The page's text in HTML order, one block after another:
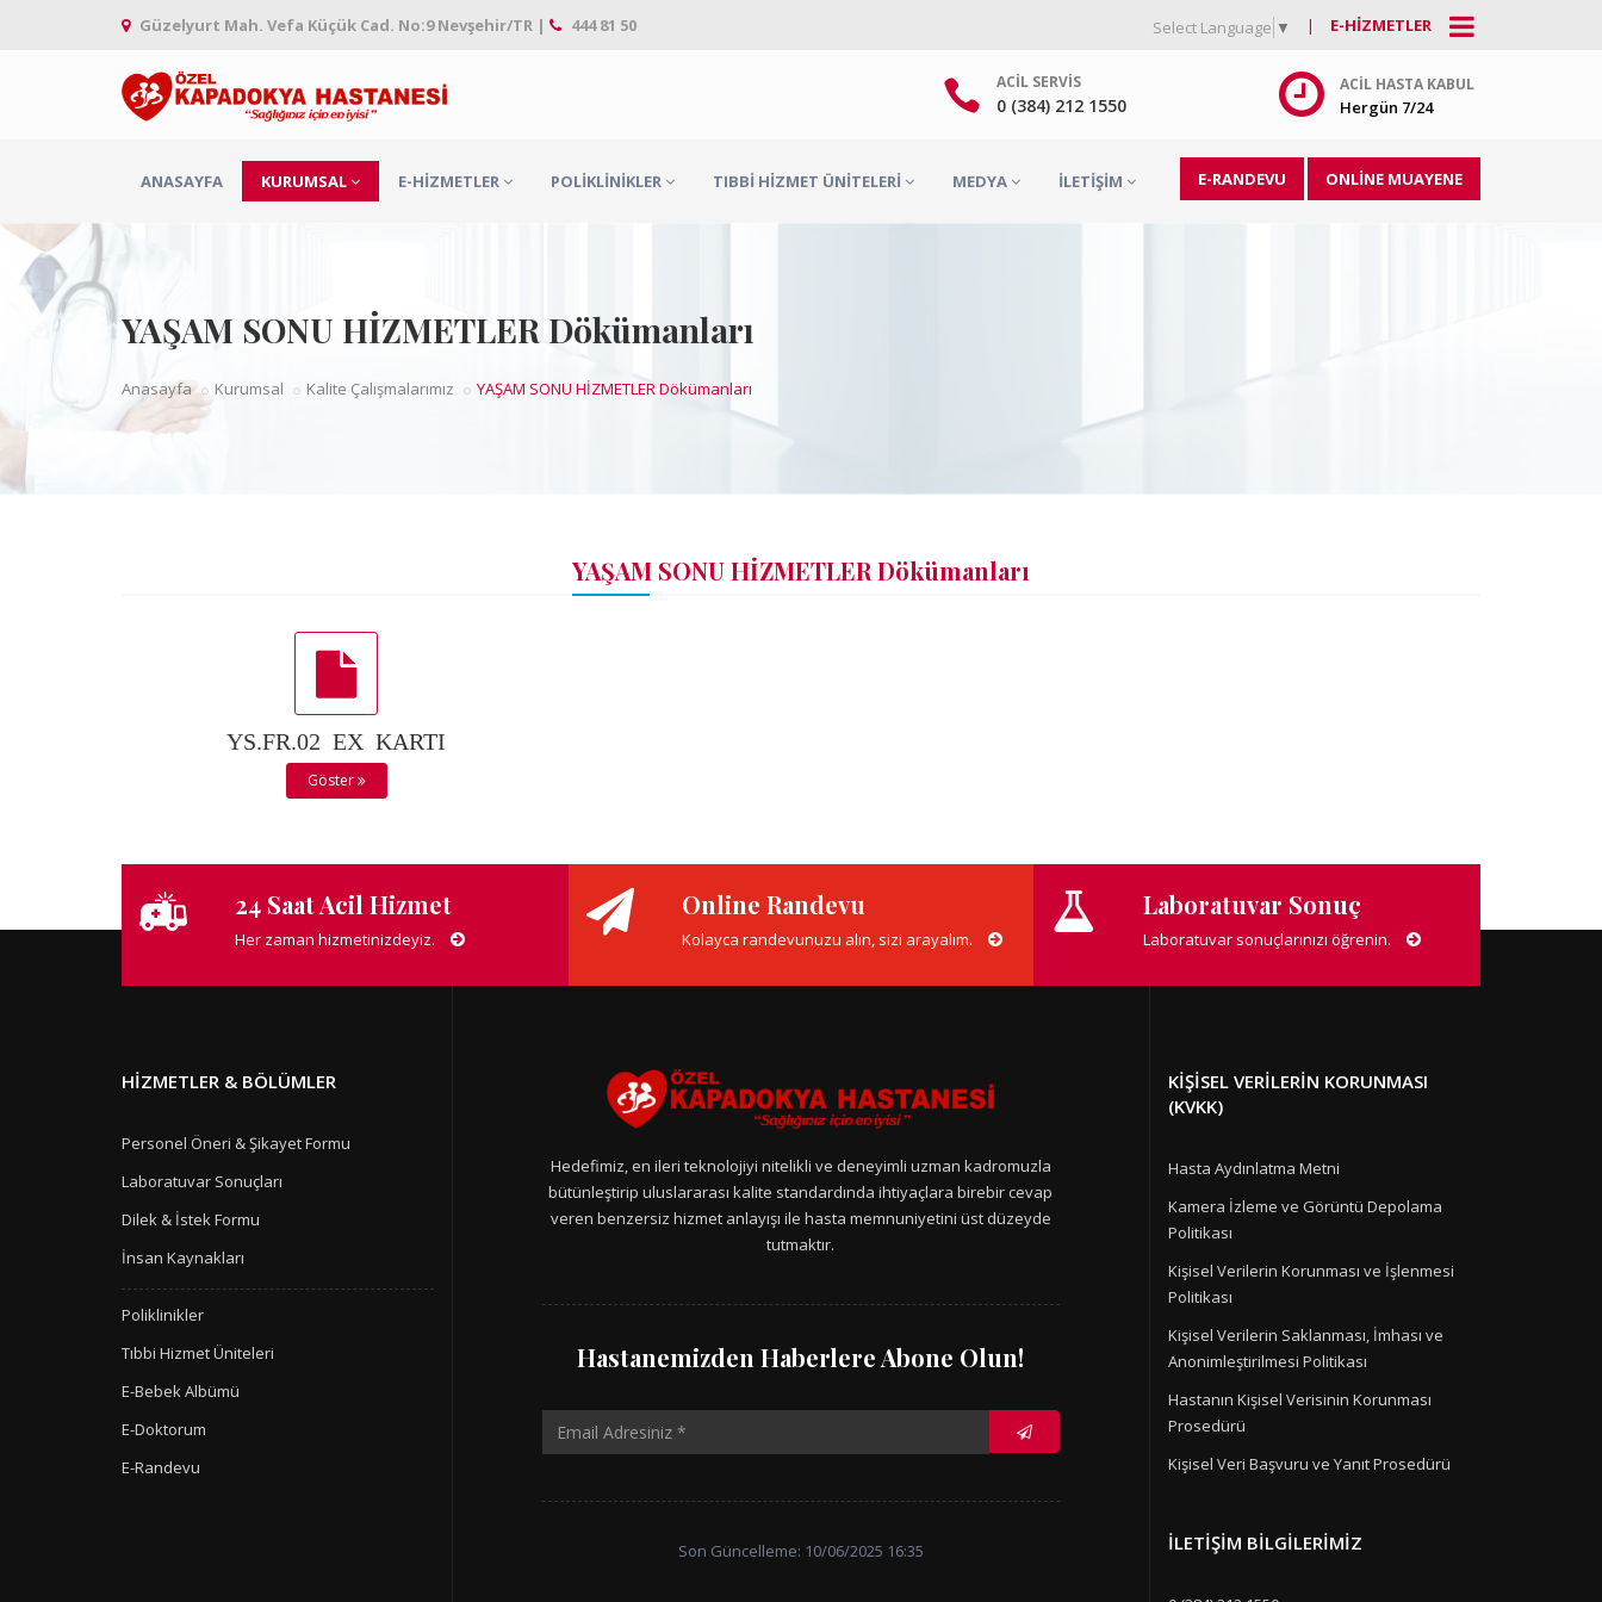
Güzelyurt Mah. Vefa Küçük Cad. No:9 Nevşehir/TR | 444 81 50 Select Language ▼ | E-HIZMETLER
ACIL SERVIS
0 (384) 212 1550
ACIL HASTA KABUL
Hergün 7/24
ANASAYFA KURUMSAL E-HIZMETLER POLIKLINIKLER TIBBI HIZMET ÜNITELERI MEDYA İLETIŞIM E-RANDEVU ONLİNE MUAYENE
YAŞAM SONU HİZMETLER Dökümanları
Anasayfa Kurumsal Kalite Çalışmalarımız YAŞAM SONU HİZMETLER Dökümanları
YAŞAM SONU HİZMETLER Dökümanları
YS.FR.02 EX KARTI
Göster
24 Saat Acil Hizmet
Her zaman hizmetinizdeyiz.
Online Randevu
Kolayca randevunuzu alın, sizi arayalım.
Laboratuvar Sonuç
Laboratuvar sonuçlarınızı öğrenin.
HIZMETLER & BÖLÜMLER
Personel Öneri & Şikayet Formu
Laboratuvar Sonuçları
Dilek & İstek Formu
İnsan Kaynakları
Poliklinikler
Tıbbi Hizmet Üniteleri
E-Bebek Albümü
E-Doktorum
E-Randevu
Hedefimiz, en ileri teknolojiyi nitelikli ve deneyimli uzman kadromuzla
bütünleştirip uluslararası kalite standardında ihtiyaçlara birebir cevap
veren benzersiz hizmet anlayışı ile hasta memnuniyetini üst düzeyde
tutmaktır.
Hastanemizden Haberlere Abone Olun!
Son Güncelleme: 10/06/2025 16:35
KIŞISEL VERILERIN KORUNMASI
(KVKK)
Hasta Aydınlatma Metni
Kamera İzleme ve Görüntü Depolama
Politikası
Kişisel Verilerin Korunması ve İşlenmesi
Politikası
Kişisel Verilerin Saklanması, İmhası ve
Anonimleştirilmesi Politikası
Hastanın Kişisel Verisinin Korunması
Prosedürü
Kişisel Veri Başvuru ve Yanıt Prosedürü
İLETIŞIM BILGILERIMIZ